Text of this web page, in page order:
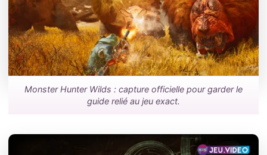
Monster Hunter Wilds : capture officielle pour garder le
guide relié au jeu exact.